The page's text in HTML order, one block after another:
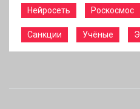
Нейросеть Роскосмос
Санкции Учёные